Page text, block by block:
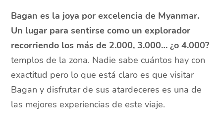
Bagan es la joya por excelencia de Myanmar.
Un lugar para sentirse como un explorador
recorriendo los más de 2.000, 3.000… ¿o 4.000?
templos de la zona. Nadie sabe cuántos hay con
exactitud pero lo que está claro es que visitar
Bagan y disfrutar de sus atardeceres es una de
las mejores experiencias de este viaje.